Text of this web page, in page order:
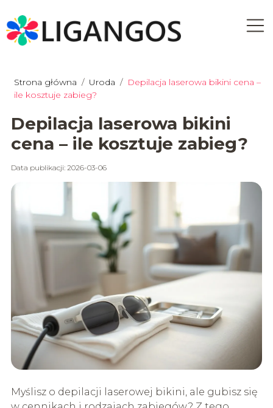
Strona główna / Uroda / Depilacja laserowa bikini cena –
ile kosztuje zabieg?
Depilacja laserowa bikini
cena – ile kosztuje zabieg?
Data publikacji: 2026-03-06
Myślisz o depilacji laserowej bikini, ale gubisz się